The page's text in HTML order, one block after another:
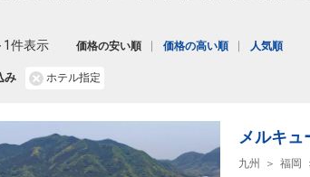
み ホテル指定
1件表示 価格の安い順 価格の高い順 人気順
メルキ
九州 福岡